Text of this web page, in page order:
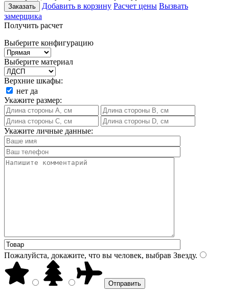
Заказать Добавить в корзину Расчет цены Вызвать
замерщика
Получить расчет
Выберите конфигурацию
Выберите материал
Верхние шкафы:
нет да
Укажите размер:
Укажите личные данные:
Пожалуйста, докажите, что вы человек, выбрав Звезду.